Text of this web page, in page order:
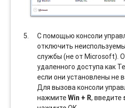
С помощью консоли
отключить
службы (не от Microsoft).
удаленного доступа как
если они установлены не
Для вызова консоли
нажмитеWin + R, введите